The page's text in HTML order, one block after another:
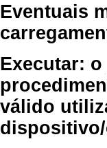
Eventuais
Executar: o
válido